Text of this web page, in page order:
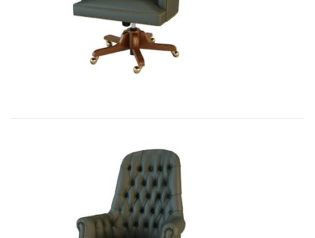
Art&Moble 01001 Кресло руководи...
7 355,88€